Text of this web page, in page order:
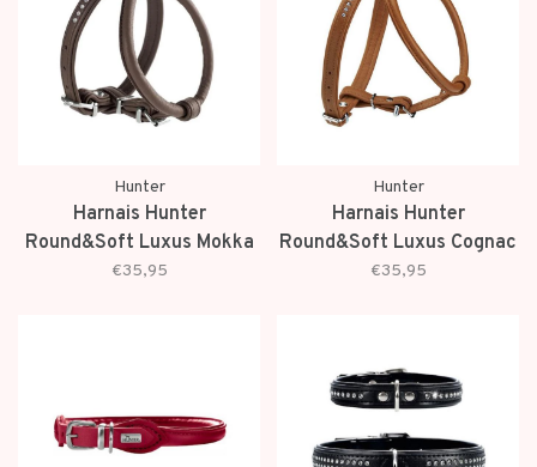
Hunter
Harnais Hunter
Round&Soft Luxus Mokka
€35,95
Hunter
Harnais Hunter
Round&Soft Luxus Cognac
€35,95